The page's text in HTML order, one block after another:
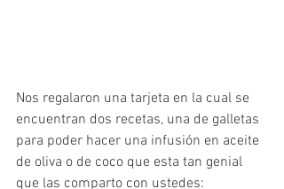
Nos regalaron una tarjeta en la cual se
encuentran dos recetas, una de galletas
para poder hacer una infusión en aceite
de oliva o de coco que esta tan genial
que las comparto con ustedes: